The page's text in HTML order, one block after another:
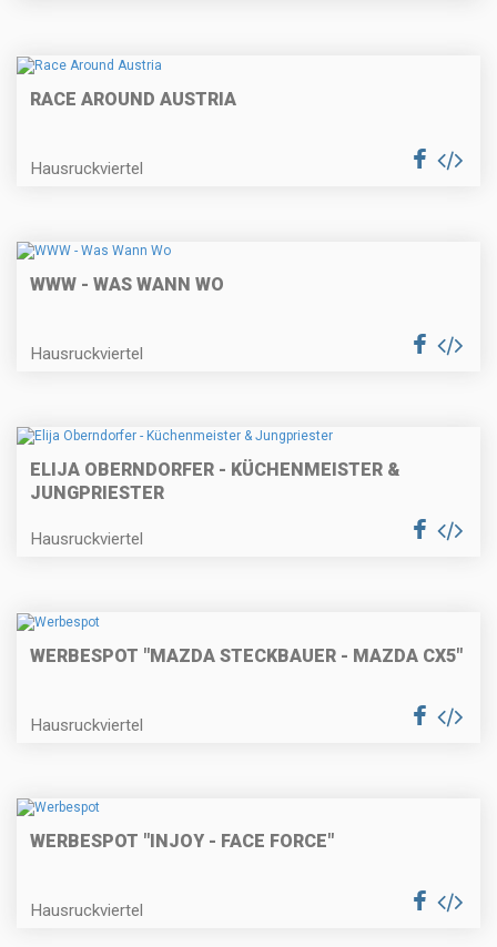
RACE AROUND AUSTRIA
Hausruckviertel
WWW - WAS WANN WO
Hausruckviertel
ELIJA OBERNDORFER - KÜCHENMEISTER &
JUNGPRIESTER
Hausruckviertel
WERBESPOT "MAZDA STECKBAUER - MAZDA CX5"
Hausruckviertel
WERBESPOT "INJOY - FACE FORCE"
Hausruckviertel